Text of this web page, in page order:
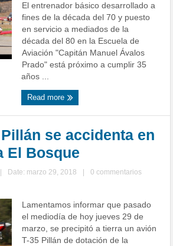
El entrenador básico desarrollado a
fines de la década del 70 y puesto
en servicio a mediados de la
década del 80 en la Escuela de
Aviación "Capitán Manuel Ávalos
Prado" está próximo a cumplir 35
años ...
Read more
se accidenta en
El Bosque
Date: marzo 29, 2018
0 commentarios
Lamentamos informar que pasado
el mediodía de hoy jueves 29 de
marzo, se precipitó a tierra un avión
T-35 Pillán de dotación de la